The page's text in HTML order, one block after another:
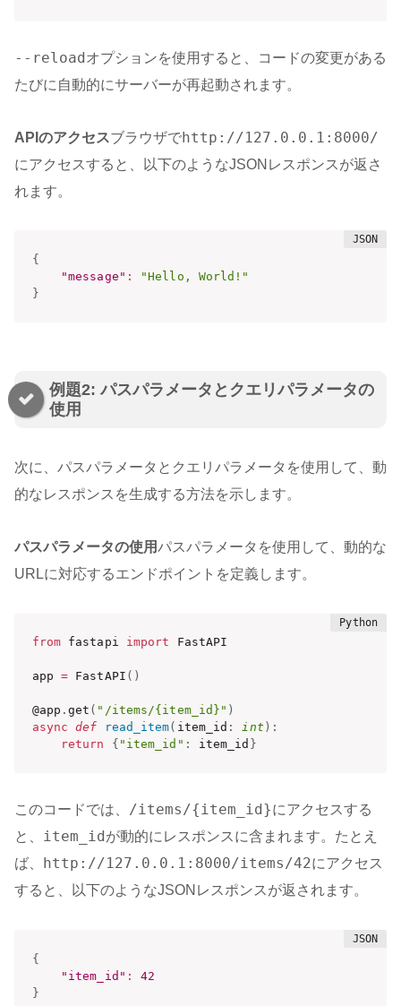
--reloadオプションを使用すると、コードの変更がある
たびに自動的にサーバーが再起動されます。
APIのアクセスブラウザでhttp://127.0.0.1:8000/
にアクセスすると、以下のようなJSONレスポンスが返さ
れます。
{
"message" :
"Hello, World!"
}
例題2: パスパラメータとクエリパラメータの
使用
次に、パスパラメータとクエリパラメータを使用して、動
的なレスポンスを生成する方法を示します。
パスパラメータの使用パスパラメータを使用して、動的な
URLに対応するエンドポイントを定義します。
from fastapi import FastAPI
app = FastAPI ( )
@app .get ( "/items/{item_id}" )
async
def read_item( item_id : int ) :
return
{ "item_id" : item_id }
このコードでは、 /items/{item_id}にアクセスする
と、 item_id が動的にレスポンスに含まれます。たとえ
ば、
http://127.0.0.1:8000/items/42にアクセス
すると、以下のようなJSONレスポンスが返されます。
{
"item_id" :
42
}